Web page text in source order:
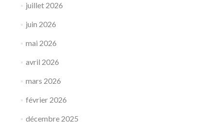
juillet 2026
juin 2026
mai 2026
avril 2026
mars 2026
février 2026
décembre 2025